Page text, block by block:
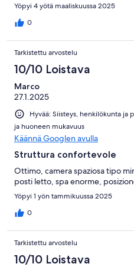
Yöpyi 4 yötä maaliskuussa 2025
0
Tarkistettu arvostelu
10/10 Loistava
Marco
27.1.2025
Hyvää: Siisteys, henkilökunta
ja huoneen mukavuus
Käännä Googlen avulla
Struttura confortevole
Ottimo, camera spaziosa tipo
posti letto, spa enorme,
Yöpyi 1 yön tammikuussa 2025
0
Tarkistettu arvostelu
10/10 Loistava